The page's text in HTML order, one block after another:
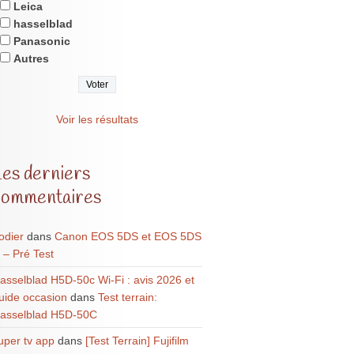
Leica
hasselblad
Panasonic
Autres
Voir les résultats
derniers
dans Canon EOS 5DS et EOS 5DS
– Pré Test
H5D-50c Wi-Fi : avis 2026 et
occasion dans Test terrain:
H5D-50C
tv appdans [Test Terrain] Fujifilm